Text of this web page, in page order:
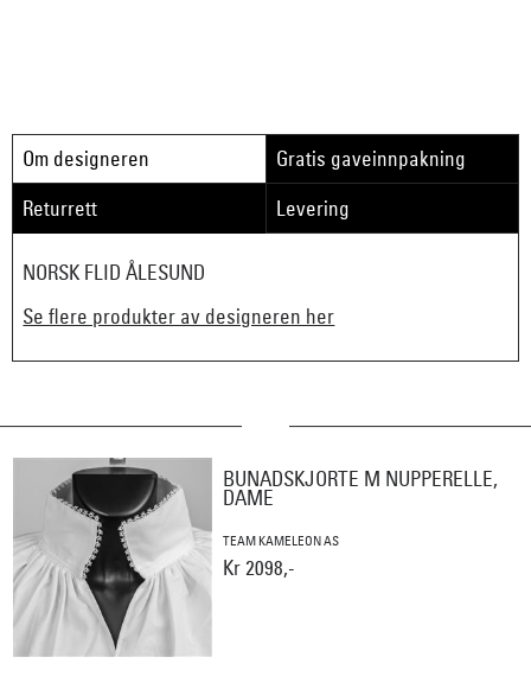
Om designeren
Gratis gaveinnpakning
Returrett
Levering
NORSK FLID ÅLESUND
Se flere produkter av designeren her
BUNADSKJORTE M NUPPERELLE,
DAME
TEAM KAMELEON AS
Kr 2098,-